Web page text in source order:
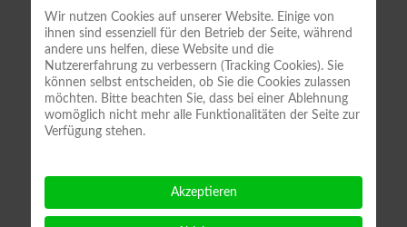
der Vereins-Vorstand
Wir nutzen Cookies auf unserer Website. Einige von
ihnen sind essenziell für den Betrieb der Seite, während
andere uns helfen, diese Website und die
Nutzererfahrung zu verbessern (Tracking Cookies). Sie
können selbst entscheiden, ob Sie die Cookies zulassen
möchten. Bitte beachten Sie, dass bei einer Ablehnung
womöglich nicht mehr alle Funktionalitäten der Seite zur
Verfügung stehen.
Akzeptieren